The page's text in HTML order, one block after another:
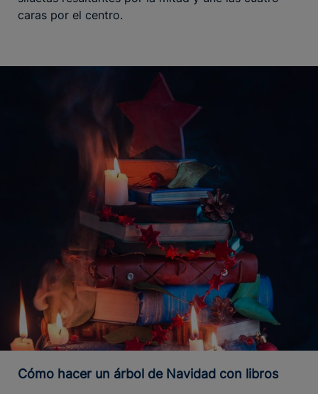
caras por el centro.
Cómo hacer un árbol de Navidad con libros